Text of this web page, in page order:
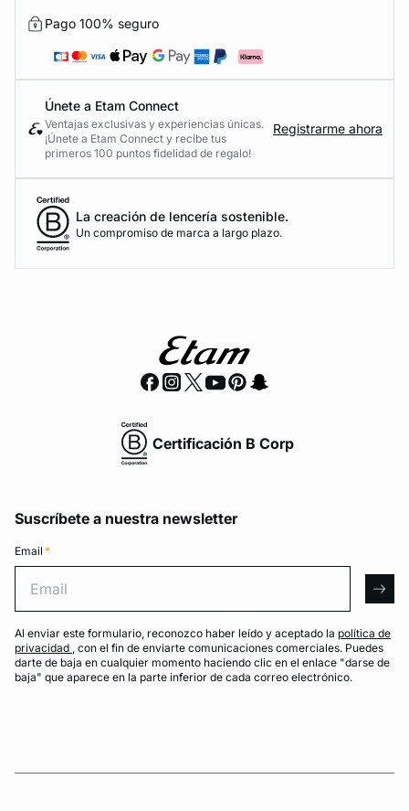
Pago 100% seguro
Únete a Etam Connect
Ventajas exclusivas y experiencias únicas.
¡Únete a Etam Connect y recibe tus
primeros 100 puntos fidelidad de regalo!
Registrarme ahora
La creación de lencería sostenible.
Un compromiso de marca a largo plazo.
Certificación B Corp
Suscríbete a nuestra newsletter
Email *
Al enviar este formulario, reconozco haber leído y aceptado la política de
privacidad , con el fin de enviarte comunicaciones comerciales. Puedes
darte de baja en cualquier momento haciendo clic en el enlace "darse de
baja" que aparece en la parte inferior de cada correo electrónico.